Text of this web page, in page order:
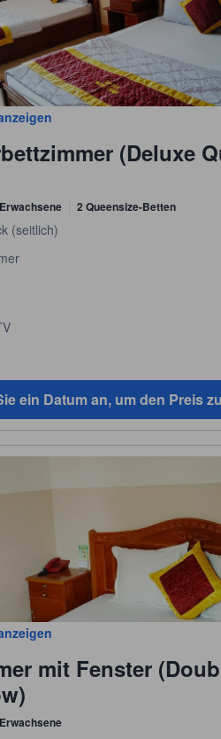
(Deluxe
2 Queensize-Betten
(seitlich)
ein Datum an, um den Preis
mit Fenster